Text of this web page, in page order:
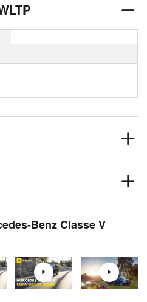
Benz Classe V